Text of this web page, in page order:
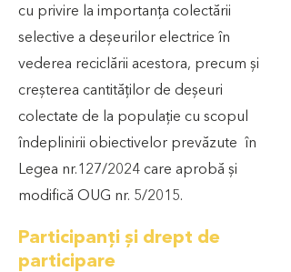
cu privire la importanța colectării
selective a deșeurilor electrice în
vederea reciclării acestora, precum și
creșterea cantităților de deșeuri
colectate de la populație cu scopul
îndeplinirii obiectivelor prevăzute în
Legea nr.127/2024 care aprobă și
modifică OUG nr. 5/2015.
Participanți și drept de
participare